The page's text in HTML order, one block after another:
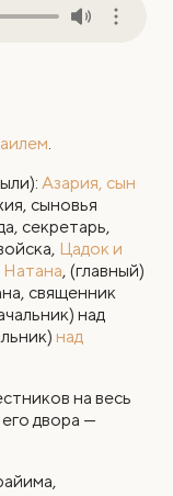
.
Азария, сын
сыновья
секретарь,
Цадок и
Натана, (главный)
священник
над
над
на весь
двора —